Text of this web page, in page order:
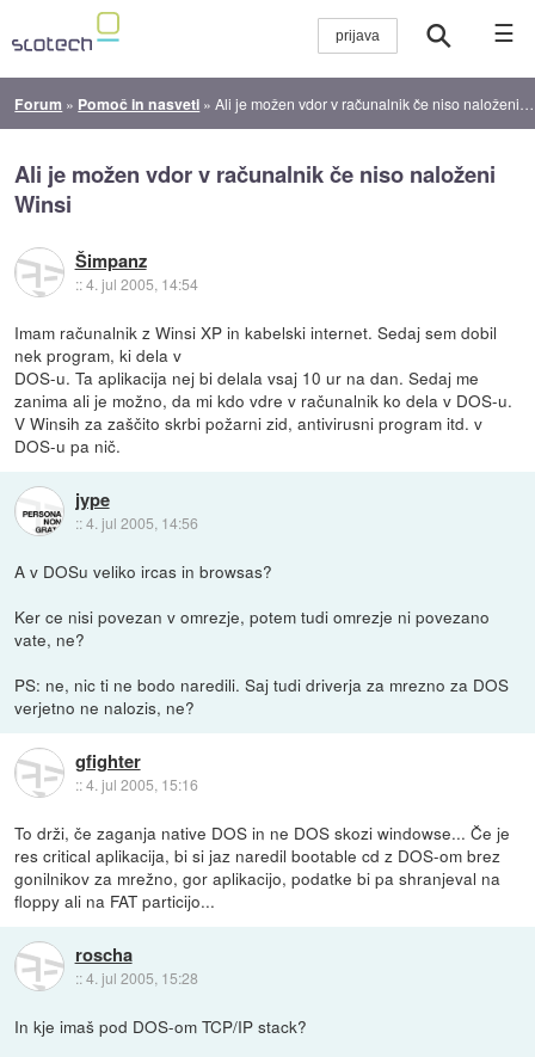
☰
Forum » Pomoč in nasveti »Ali je možen vdor v računalnik če niso naloženi Winsi
Ali je možen vdor v računalnik če niso naloženi
Winsi
Šimpanz
::4. jul 2005, 14:54
Imam računalnik z Winsi XP in kabelski internet. Sedaj sem dobil
nek program, ki dela v
DOS-u. Ta aplikacija nej bi delala vsaj 10 ur na dan. Sedaj me
zanima ali je možno, da mi kdo vdre v računalnik ko dela v DOS-u.
V Winsih za zaščito skrbi požarni zid, antivirusni program itd. v
DOS-u pa nič.
jype
::4. jul 2005, 14:56
A v DOSu veliko ircas in browsas?
Ker ce nisi povezan v omrezje, potem tudi omrezje ni povezano
vate, ne?
PS: ne, nic ti ne bodo naredili. Saj tudi driverja za mrezno za DOS
verjetno ne nalozis, ne?
gfighter
::4. jul 2005, 15:16
To drži, če zaganja native DOS in ne DOS skozi windowse... Če je
res critical aplikacija, bi si jaz naredil bootable cd z DOS-om brez
gonilnikov za mrežno, gor aplikacijo, podatke bi pa shranjeval na
floppy ali na FAT particijo...
roscha
::4. jul 2005, 15:28
In kje imaš pod DOS-om TCP/IP stack?